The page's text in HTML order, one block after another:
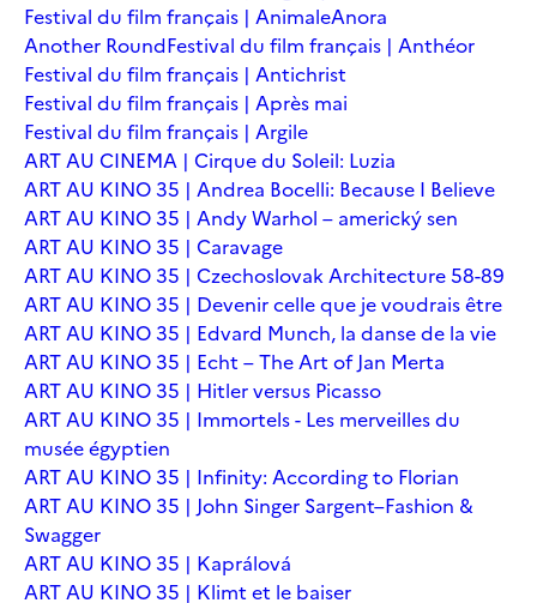
Festival du film français | AnimaleAnora
Another RoundFestival du film français | Anthéor
Festival du film français | Antichrist
Festival du film français | Après mai
Festival du film français | Argile
ART AU CINEMA | Cirque du Soleil: Luzia
ART AU KINO 35 | Andrea Bocelli: Because I Believe
ART AU KINO 35 | Andy Warhol – americký sen
ART AU KINO 35 | Caravage
ART AU KINO 35 | Czechoslovak Architecture 58-89
ART AU KINO 35 | Devenir celle que je voudrais être
ART AU KINO 35 | Edvard Munch, la danse de la vie
ART AU KINO 35 | Echt – The Art of Jan Merta
ART AU KINO 35 | Hitler versus Picasso
ART AU KINO 35 | Immortels - Les merveilles du
musée égyptien
ART AU KINO 35 | Infinity: According to Florian
ART AU KINO 35 | John Singer Sargent–Fashion &
Swagger
ART AU KINO 35 | Kaprálová
ART AU KINO 35 | Klimt et le baiser